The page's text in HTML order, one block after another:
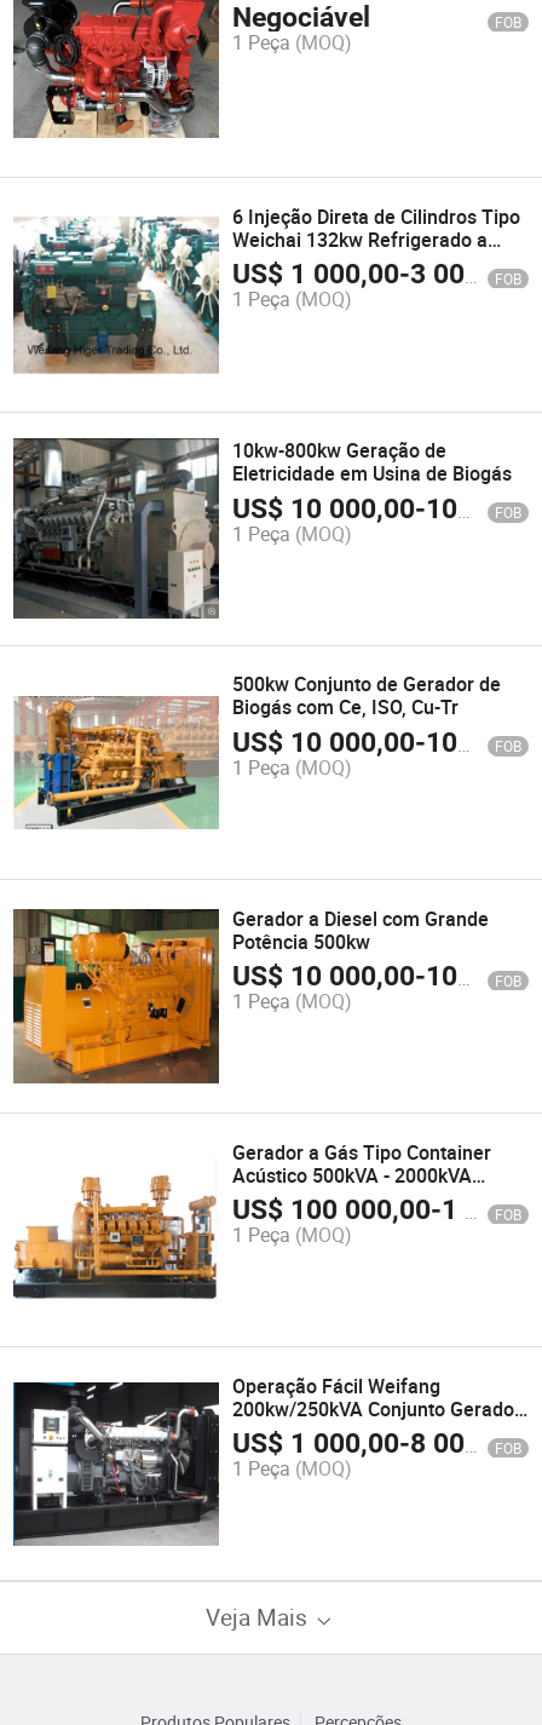
Negociável FOB
1 Peça (MOQ)
6 Injeção Direta de Cilindros Tipo
Weichai 132kw Refrigerado a
Água 1500rpm/1800rpm Motor
Diesel
US$ 1 000,00-3 000,00 FOB
1 Peça (MOQ)
10kw-800kw Geração de
Eletricidade em Usina de Biogás
US$ 10 000,00-100 000,00 FOB
1 Peça (MOQ)
500kw Conjunto de Gerador de
Biogás com Ce, ISO, Cu-Tr
US$ 10 000,00-100 000,00 FOB
1 Peça (MOQ)
Gerador a Diesel com Grande
Potência 500kw
US$ 10 000,00-100 000,00 FOB
1 Peça (MOQ)
Gerador a Gás Tipo Container
Acústico 500kVA - 2000kVA
Gerador a Gás Natural
US$ 100 000,00-1 500 000,00 FOB
1 Peça (MOQ)
Operação Fácil Weifang
200kw/250kVA Conjunto Gerador
Diesel Elétrico Silencioso Padrão
Diesel
US$ 1 000,00-8 000,00 FOB
1 Peça (MOQ)
Veja Mais